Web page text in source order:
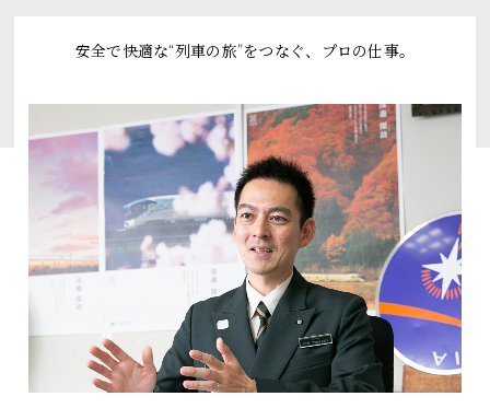
コンセプト
トピックス
よくあるお問い合わせ
アーカイブ
「TRAIN SUITE 四季島」に安心してご乗車いただくために
公式ソーシャルメディア｜ Instagram
閉じる
安全で快適な“列車の旅”をつなぐ、プロの仕事。